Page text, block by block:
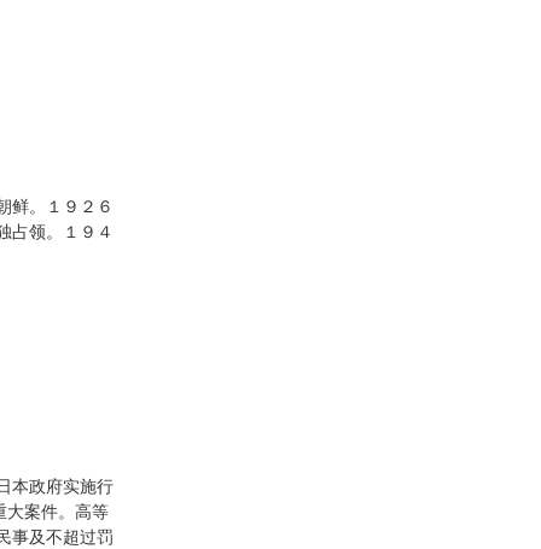
鲜。１９２６
占领。１９４
本政府实施行
大案件。高等
事及不超过罚